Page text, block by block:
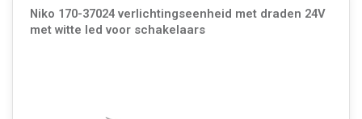
Niko 170-37024 verlichtingseenheid met draden 24V
met witte led voor schakelaars